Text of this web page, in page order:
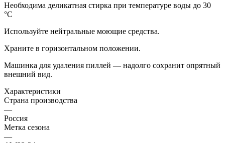
Необходима деликатная стирка при температуре воды до 30
°C
Используйте нейтральные моющие средства.
Храните в горизонтальном положении.
Машинка для удаления пиллей — надолго сохранит опрятный
внешний вид.
Характеристики
Страна производства
—
Россия
Метка сезона
—